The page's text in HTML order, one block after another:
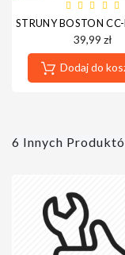
STRUNY BOSTON
39,99 zł
Dodaj do
6 Innych